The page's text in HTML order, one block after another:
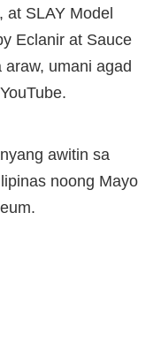
at SLAY Model
Eclanir at Sauce
umani agad
awitin sa
noong Mayo